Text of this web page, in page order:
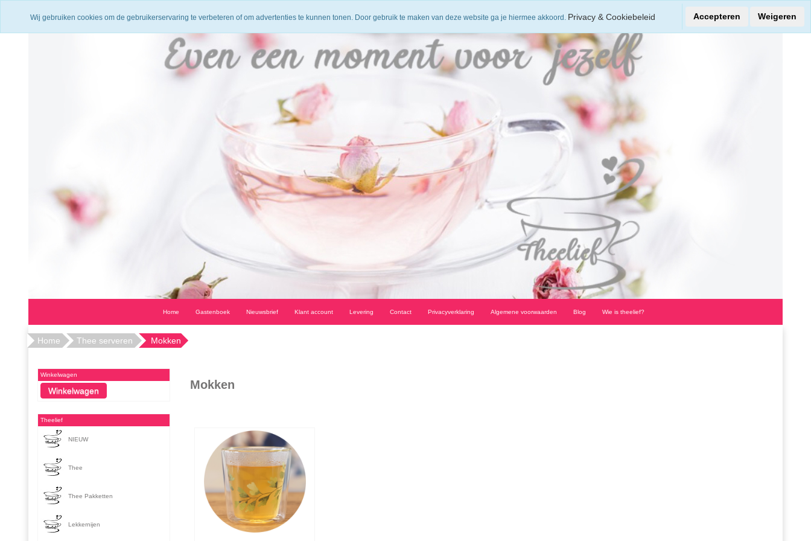
Home Gastenboek Nieuwsbrief Klant account Levering Contact Privacyverklaring Algemene voorwaarden Blog Wie is theelief?
Home Thee serveren Mokken
Winkelwagen
Theelief
NIEUW
Thee
Thee Pakketten
Lekkernijen
Mokken
Wij gebruiken cookies om de gebruikerservaring te verbeteren of om advertenties te kunnen tonen. Door gebruik te maken van deze website ga je hiermee akkoord. Privacy & Cookiebeleid Accepteren Weigeren